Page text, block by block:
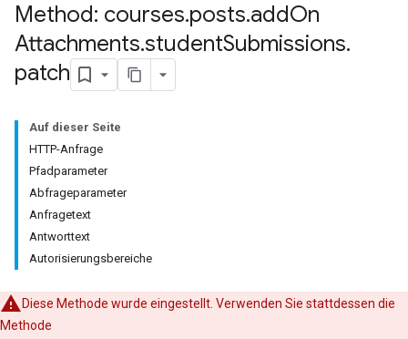
Method: courses.posts.addOn
Attachments.studentSubmissions.
patch
Auf dieser Seite
HTTP-Anfrage
Pfadparameter
Abfrageparameter
Anfragetext
Antworttext
Autorisierungsbereiche
Diese Methode wurde eingestellt. Verwenden Sie stattdessen die
Methode